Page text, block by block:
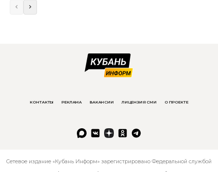
КОНТАКТЫ РЕКЛАМА ВАКАНСИИ ЛИЦЕНЗИЯ СМИ О ПРОЕКТЕ
Сетевое издание «Кубань Информ» зарегистрировано Федеральной службой